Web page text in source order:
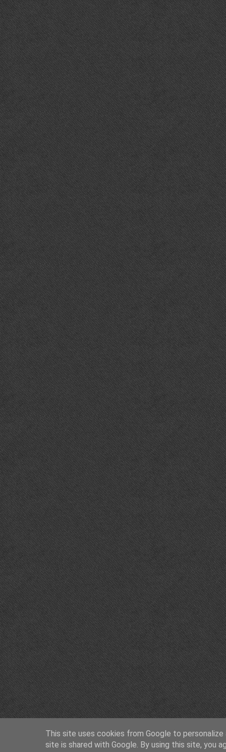
This site uses cookies from Google to
site is shared with Google. By using this site, you